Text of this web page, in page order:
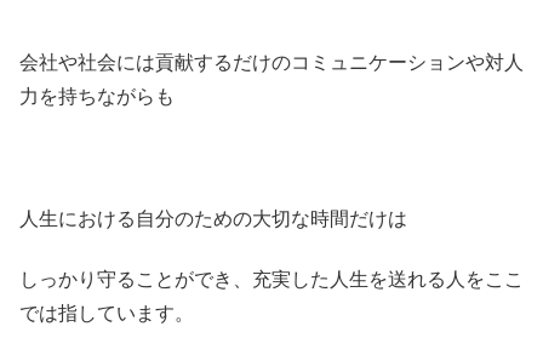
会社や社会には貢献するだけのコミュニケーションや対人
力を持ちながらも
人生における自分のための大切な時間だけは
しっかり守ることができ、充実した人生を送れる人をここ
では指しています。